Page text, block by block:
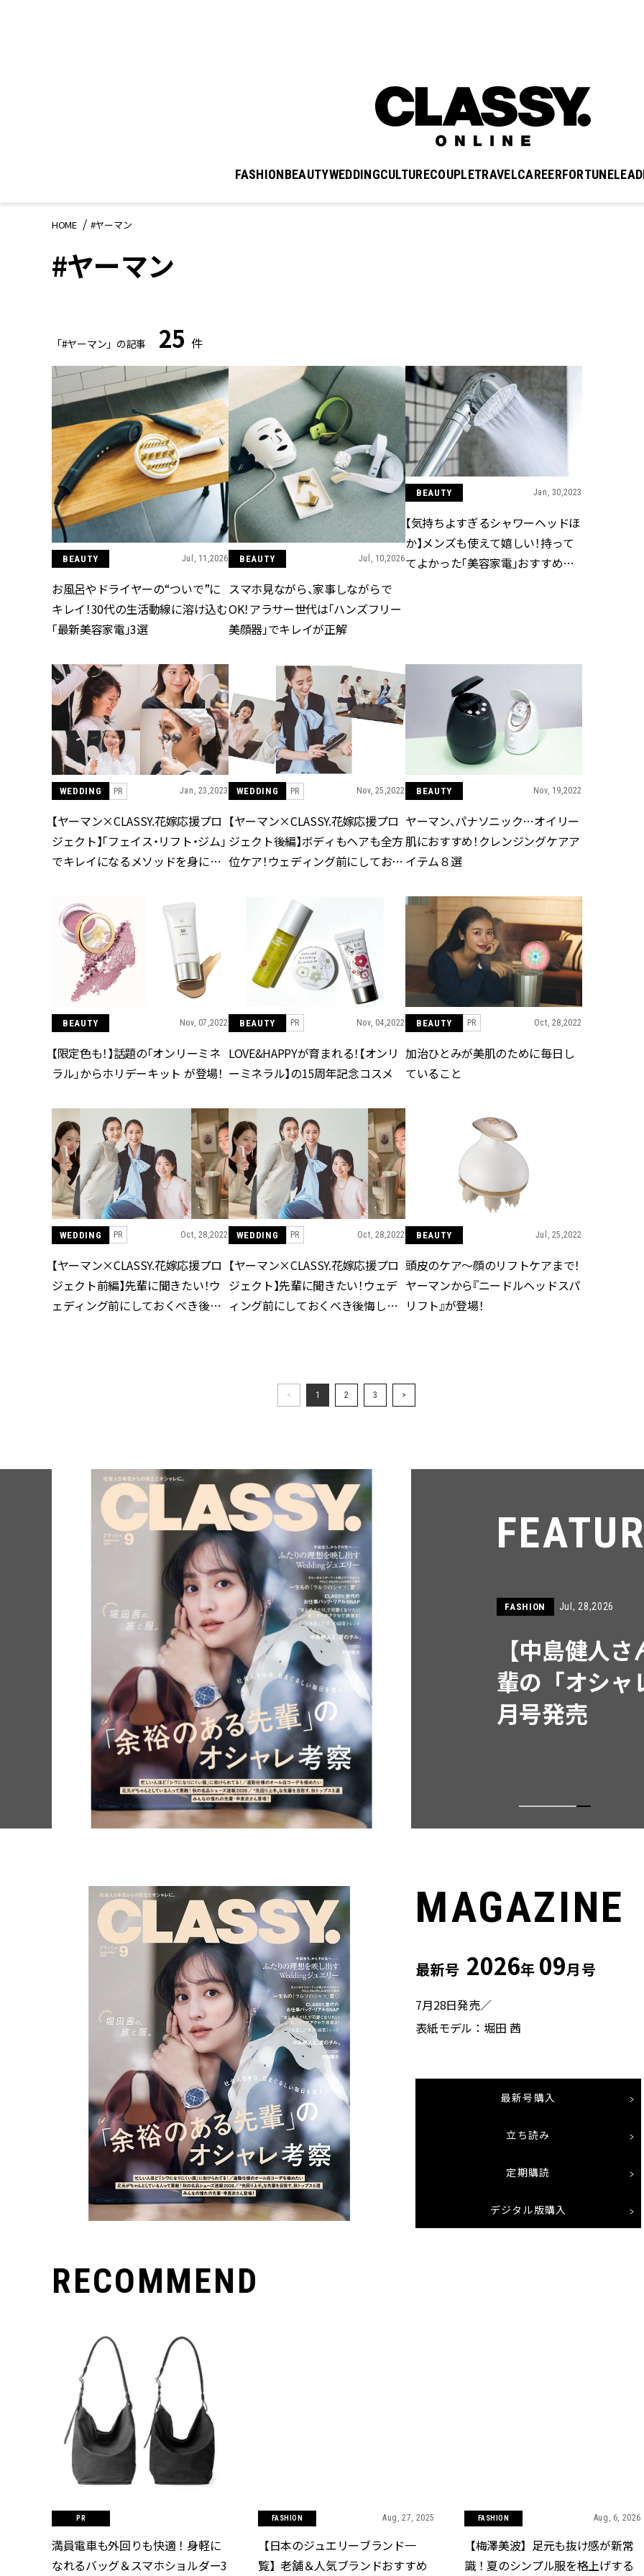
FASHIONBEAUTYWEDDINGCULTURECOUPLETRAVELCAREERFORTUNE
HOME #ヤーマン
#ヤーマン
「#ヤーマン」の記事 25 件
BEAUTY Jul, 11,2026
お風呂やドライヤーの“ついで”に
キレイ！30代の生活動線に溶け込む
「最新美容家電」3選
BEAUTY Jul, 10,2026
スマホ見ながら、家事しながらで
OK！アラサー世代は「ハンズフリー
美顔器」でキレイが正解
BEAUTY Jan, 30,2023
【気持ちよすぎるシャワーヘッドほ
か】メンズも使えて嬉しい！持って
てよかった「美容家電」おすすめ３
WEDDING PR Jan, 23,2023
【ヤーマン×CLASSY.花嫁応援プロ
ジェクト】「フェイス・リフト・ジム」
でキレイになるメソッドを身に着
WEDDING PR Nov, 25,2022
【ヤーマン×CLASSY.花嫁応援プロ
ジェクト後編】ボディもヘアも全方
位ケア！ウェディング前にしておく
BEAUTY Nov, 19,2022
ヤーマン、パナソニック…オイリー
肌におすすめ！クレンジングケアア
イテム８選
BEAUTY Nov, 07,2022
【限定色も！】話題の「オンリーミネ
ラル」からホリデーキット が登場！
BEAUTY PR Nov, 04,2022
LOVE&HAPPYが育まれる！【オンリ
ーミネラル】の15周年記念コスメ
BEAUTY PR Oct, 28,2022
加治ひとみが美肌のために毎日し
ていること
WEDDING PR Oct, 28,2022
【ヤーマン×CLASSY.花嫁応援プロ
ジェクト前編】先輩に聞きたい！ウ
ェディング前にしておくべき後悔
WEDDING PR Oct, 28,2022
【ヤーマン×CLASSY.花嫁応援プロ
ジェクト】先輩に聞きたい！ウェデ
ィング前にしておくべき後悔しな
BEAUTY Jul, 25,2022
頭皮のケア〜顔のリフトケアまで！
ヤーマンから『ニードルヘッドスパ
リフト』が登場！
< 1 2 3 >
BEAUTY Aug, 8, 2026
【エルメス】初の本格リップケ
アコレクション誕生！憧れのア
イテムで唇をもっと美しく |
CLASSY.[クラッシィ]
BEAUTY Aug, 7, 2026
【UV下地】酷暑に頼れる！
2,000円台〜3,000円台の名品3選
｜30代美容ライターが正直レビ
ュー | CLASSY.[クラッシィ]
BEAUTY
“盛りすぎない”がトレンド！
BEAUTY Sep, 25, 2025
マルジェラの“レプリカ”に新作
も！注目度急上昇の『フレグラ
ンス』５選 | CLASSY.[クラッシ
BEAUTY Aug, 5, 2026
ボ」を。新【SOFINA BASIC＋】
のお手入れでうるおってなめら
かな肌を目指す | CLASSY.[クラッ
シィ]
Aug, 8, 2026
【シャネル】「ココ マドモアゼ
ル クラッシュ アプソリュ」の限
定カフェが登場！世界観に没入
できる体験型イベントが開催 |
CLASSY.[クラッシィ]
ング22選｜20〜
エピソードも |
ィ]
式ゲスト服の鉄板
ング４選】ラブ、
を『マリッジ』に
WEDDING
【ブルガリの婚
トも】世界に一つ
作れるブライダル
催！ | CLASSY.[ク
FASHION Jul, 28,2026
【中島健人
輩の「オシャ
月号発売
MAGAZINE
最新号 2026年 09月号
7月28日発売／
表紙モデル：堀田 茜
最新号購入
立ち読み
定期購読
デジタル版購入
RECOMMEND
満員電車も外回りも快適！身軽に
なれるバッグ＆スマホショルダー3
FASHION Aug, 27, 2025
【日本のジュエリーブランド一
覧】老舗＆人気ブランドおすすめ
FASHION Aug, 6, 2026
【梅澤美波】足元も抜け感が新常
識！夏のシンプル服を格上げする